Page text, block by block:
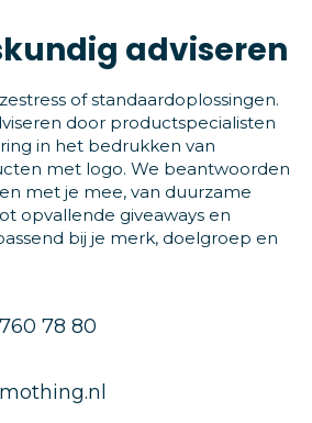
adviseren
of standaardoplossingen.
door productspecialisten
in het bedrukken van
met logo. We beantwoorden
met je mee, van duurzame
opvallende giveaways en
bij je merk, doelgroep en
78 80